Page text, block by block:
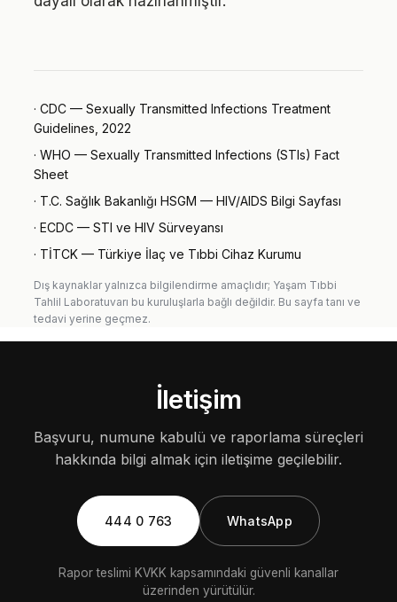
· CDC — Sexually Transmitted Infections Treatment
Guidelines, 2022
· WHO — Sexually Transmitted Infections (STIs) Fact
Sheet
· T.C. Sağlık Bakanlığı HSGM — HIV/AIDS Bilgi Sayfası
· ECDC — STI ve HIV Sürveyansı
· TİTCK — Türkiye İlaç ve Tıbbi Cihaz Kurumu
Dış kaynaklar yalnızca bilgilendirme amaçlıdır; Yaşam Tıbbi
Tahlil Laboratuvarı bu kuruluşlarla bağlı değildir. Bu sayfa tanı ve
tedavi yerine geçmez.
İletişim
Başvuru, numune kabulü ve raporlama süreçleri
hakkında bilgi almak için iletişime geçilebilir.
444 0 763 WhatsApp
Rapor teslimi KVKK kapsamındaki güvenli kanallar
üzerinden yürütülür.